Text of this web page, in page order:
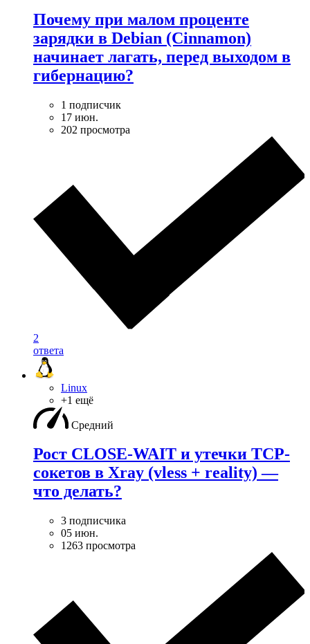
Почему при малом проценте
зарядки в Debian (Cinnamon)
начинает лагать, перед выходом в
гибернацию?
1 подписчик
17 июн.
202 просмотра
2
ответа
Linux
+1 ещё
Средний
Рост CLOSE-WAIT и утечки TCP-
сокетов в Xray (vless + reality) —
что делать?
3 подписчика
05 июн.
1263 просмотра